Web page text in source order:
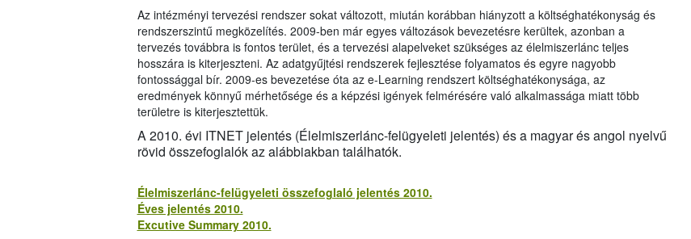
Az intézményi tervezési rendszer sokat változott, miután korábban hiányzott a költséghatékonyság és
rendszerszintű megközelítés. 2009-ben már egyes változások bevezetésre kerültek, azonban a
tervezés továbbra is fontos terület, és a tervezési alapelveket szükséges az élelmiszerlánc teljes
hosszára is kiterjeszteni. Az adatgyűjtési rendszerek fejlesztése folyamatos és egyre nagyobb
fontossággal bír. 2009-es bevezetése óta az e-Learning rendszert költséghatékonysága, az
eredmények könnyű mérhetősége és a képzési igények felmérésére való alkalmassága miatt több
területre is kiterjesztettük.
A 2010. évi ITNET jelentés (Élelmiszerlánc-felügyeleti jelentés) és a magyar és angol nyelvű
rövid összefoglalók az alábbiakban találhatók.
Élelmiszerlánc-felügyeleti összefoglaló jelentés 2010.
Éves jelentés 2010.
Excutive Summary 2010.